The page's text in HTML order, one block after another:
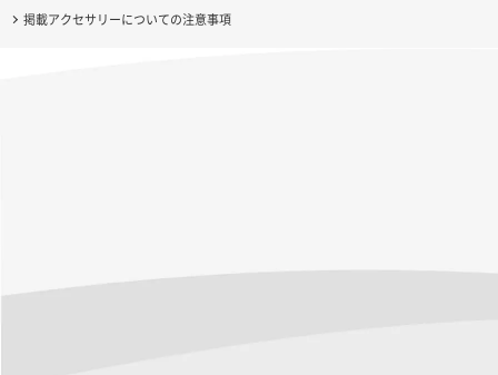
掲載アクセサリーについての注意事項